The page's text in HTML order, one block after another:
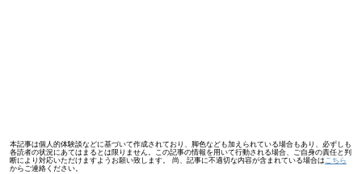
本記事は個人的体験談などに基づいて作成されており、脚色なども加えられている場合もあり、必ずしも
各読者の状況にあてはまるとは限りません。この記事の情報を用いて行動される場合、ご自身の責任と判
断により対応いただけますようお願い致します。 尚、記事に不適切な内容が含まれている場合はこちら
からご連絡ください。